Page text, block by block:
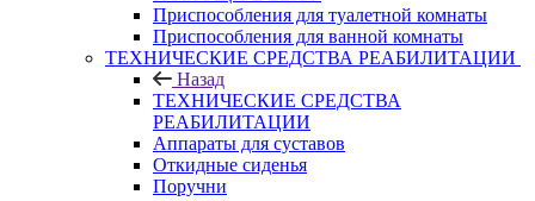
Приспособления для туалетной комнаты
Приспособления для ванной комнаты
ТЕХНИЧЕСКИЕ СРЕДСТВА РЕАБИЛИТАЦИИ
Назад
ТЕХНИЧЕСКИЕ СРЕДСТВА
РЕАБИЛИТАЦИИ
Аппараты для суставов
Откидные сиденья
Поручни